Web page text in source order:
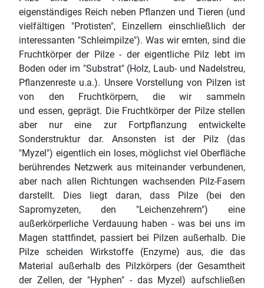
eigenständiges Reich neben Pflanzen und Tieren (und
vielfältigen "Protisten", Einzellern einschließlich der
interessanten "Schleimpilze"). Was wir ernten, sind die
Fruchtkörper der Pilze - der eigentliche Pilz lebt im
Boden oder im "Substrat" (Holz, Laub- und Nadelstreu,
Pflanzenreste u.a.). Unsere Vorstellung von Pilzen ist
von den Fruchtkörpern, die wir sammeln
und essen, geprägt. Die Fruchtkörper der Pilze stellen
aber nur eine zur Fortpflanzung entwickelte
Sonderstruktur dar. Ansonsten ist der Pilz (das
"Myzel") eigentlich ein loses, möglichst viel Oberfläche
berührendes Netzwerk aus miteinander verbundenen,
aber nach allen Richtungen wachsenden Pilz-Fasern
darstellt. Dies liegt daran, dass Pilze (bei den
Sapromyzeten, den "Leichenzehrern") eine
außerkörperliche Verdauung haben - was bei uns im
Magen stattfindet, passiert bei Pilzen außerhalb. Die
Pilze scheiden Wirkstoffe (Enzyme) aus, die das
Material außerhalb des Pilzkörpers (der Gesamtheit
der Zellen, der "Hyphen" - das Myzel) aufschließen